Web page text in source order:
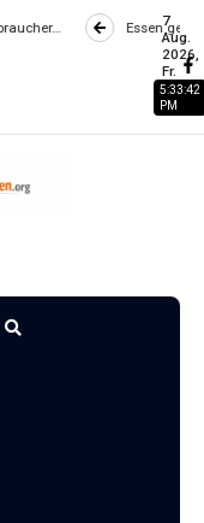
Essen gehen wird zum
7
Aug.
2026,
Fr.
5:33:42
PM